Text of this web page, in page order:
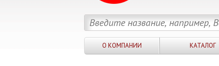
О КОМПАНИИ КАТАЛОГ